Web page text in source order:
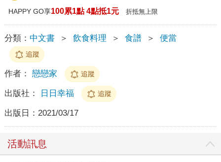
HAPPY GO享100累1點 4點抵1元 折抵無上限
分類： 中文書 ＞ 飲食料理 ＞ 食譜 ＞ 便當
追蹤
作者： 戀戀家 追蹤
出版社： 日日幸福 追蹤
出版日： 2021/03/17
活動訊息